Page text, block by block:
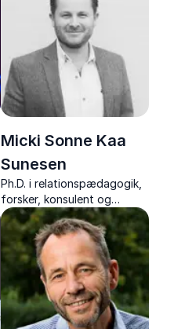
og konkrete råd
Micki Sonne Kaa
Sunesen
Ph.D. i relationspædagogik,
forsker, konsulent og
forfatter med foredrag om
co-teaching, inklusion og
skoleudvikling.